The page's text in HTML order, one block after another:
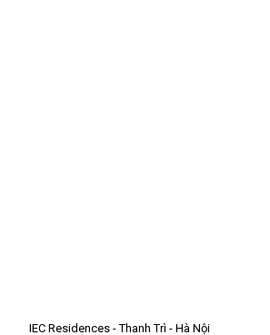
IEC Residences - Thanh Trì - Hà Nội